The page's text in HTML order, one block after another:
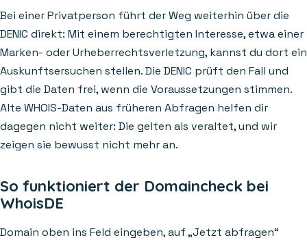
Bei einer Privatperson führt der Weg weiterhin über die
DENIC direkt: Mit einem berechtigten Interesse, etwa einer
Marken- oder Urheberrechtsverletzung, kannst du dort ein
Auskunftsersuchen stellen. Die DENIC prüft den Fall und
gibt die Daten frei, wenn die Voraussetzungen stimmen.
Alte WHOIS-Daten aus früheren Abfragen helfen dir
dagegen nicht weiter: Die gelten als veraltet, und wir
zeigen sie bewusst nicht mehr an.
So funktioniert der Domaincheck bei
WhoisDE
Domain oben ins Feld eingeben, auf „Jetzt abfragen“